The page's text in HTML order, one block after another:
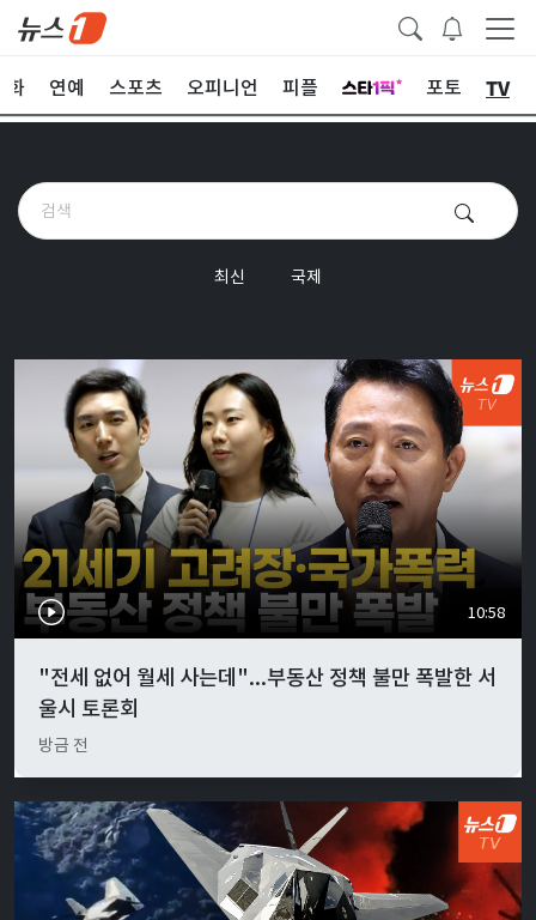
화 연예 스포츠 오피니언 피플 포토 TV
최신 국제
10:58
"전세 없어 월세 사는데"...부동산 정책 불만 폭발한 서
울시 토론회
방금 전